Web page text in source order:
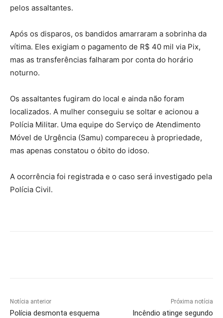
pelos assaltantes.
Após os disparos, os bandidos amarraram a sobrinha da
vítima. Eles exigiam o pagamento de R$ 40 mil via Pix,
mas as transferências falharam por conta do horário
noturno.
Os assaltantes fugiram do local e ainda não foram
localizados. A mulher conseguiu se soltar e acionou a
Polícia Militar. Uma equipe do Serviço de Atendimento
Móvel de Urgência (Samu) compareceu à propriedade,
mas apenas constatou o óbito do idoso.
A ocorrência foi registrada e o caso será investigado pela
Polícia Civil.
Notícia anterior
Polícia desmonta esquema
Próxima notícia
Incêndio atinge segundo